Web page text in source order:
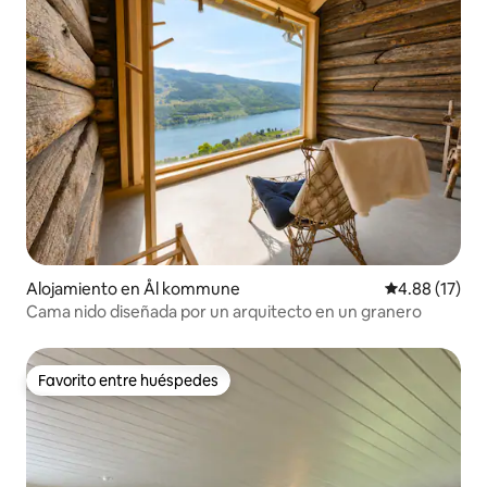
Alojamiento en Ål kommune Calificación
4.88 (17)
Cama nido diseñada por un arquitecto en un granero
Favorito entre huéspedes
Favorito entre huéspedes